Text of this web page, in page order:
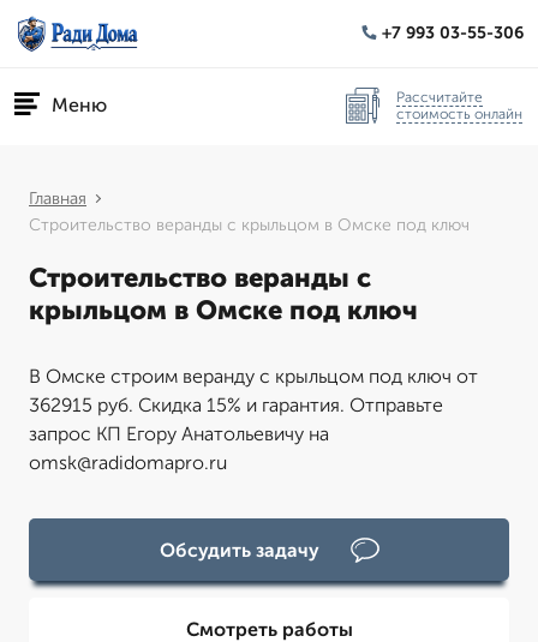
+7 993 03-55-306
Меню
Рассчитайте
стоимость онлайн
Главная
Строительство веранды с крыльцом в Омске под ключ
Строительство веранды с
крыльцом в Омске под ключ
В Омске строим веранду с крыльцом под ключ от
362915 руб. Скидка 15% и гарантия. Отправьте
запрос КП Егору Анатольевичу на
omsk@radidomapro.ru
Обсудить задачу
Смотреть работы